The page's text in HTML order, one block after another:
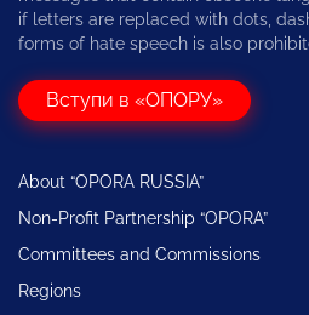
if letters are replaced with dots,
forms of hate speech is also
Вступи в «ОПОРУ»
About “OPORA RUSSIA”
Non-Profit Partnership “OPORA”
Committees and Commissions
Regions